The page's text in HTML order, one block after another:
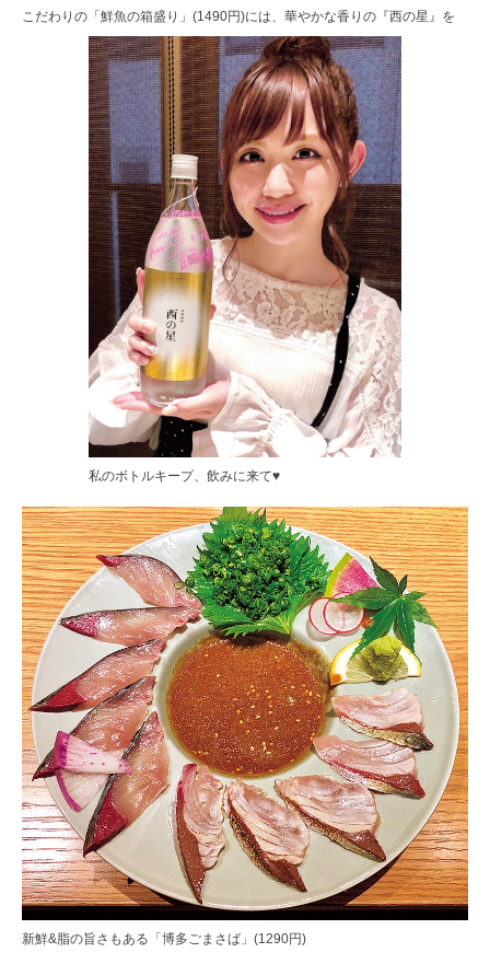
こだわりの「鮮魚の箱盛り」(1490円)には、華やかな香りの『西の星』を
私のボトルキープ、飲みに来て♥
新鮮&脂の旨さもある「博多ごまさば」(1290円)